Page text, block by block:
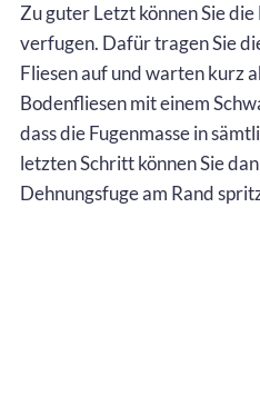
Zu guter Letzt können Sie
verfugen. Dafür tragen Sie
Fliesen auf und warten kurz
Bodenfliesen mit einem
dass die Fugenmasse in
letzten Schritt können Sie
Dehnungsfuge am Rand